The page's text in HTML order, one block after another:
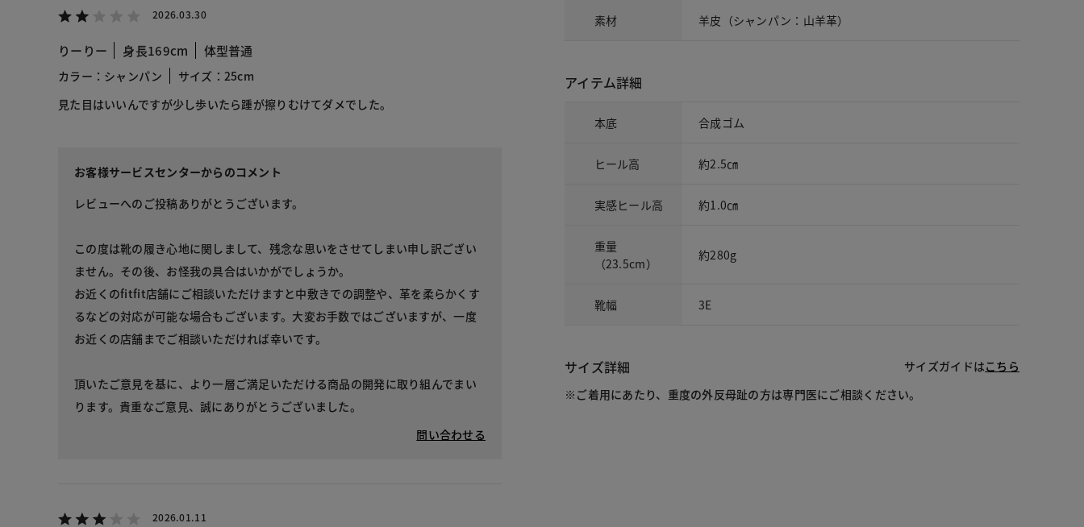
2026.03.30
りーりー 身長169cm 体型普通
カラー：シャンパン
サイズ：25cm
見た目はいいんですが少し歩いたら踵が擦りむけてダメでした。
お客様サービスセンターからのコメント
レビューへのご投稿ありがとうございます。
この度は靴の履き心地に関しまして、残念な思いをさせてしまい申し訳ござい
ません。その後、お怪我の具合はいかがでしょうか。
お近くのfitfit店舗にご相談いただけますと中敷きでの調整や、革を柔らかくす
るなどの対応が可能な場合もございます。大変お手数ではございますが、一度
お近くの店舗までご相談いただければ幸いです。
頂いたご意見を基に、より一層ご満足いただける商品の開発に取り組んでまい
ります。貴重なご意見、誠にありがとうございました。
問い合わせる
2026.01.11
素材 羊皮（シャンパン：山羊革）
アイテム詳細
本底 合成ゴム
ヒール高 約2.5㎝
実感ヒール高 約1.0㎝
重量
（23.5cm）
約280g
靴幅 3E
サイズ詳細 サイズガイドはこちら
※ご着用にあたり、重度の外反母趾の方は専門医にご相談ください。